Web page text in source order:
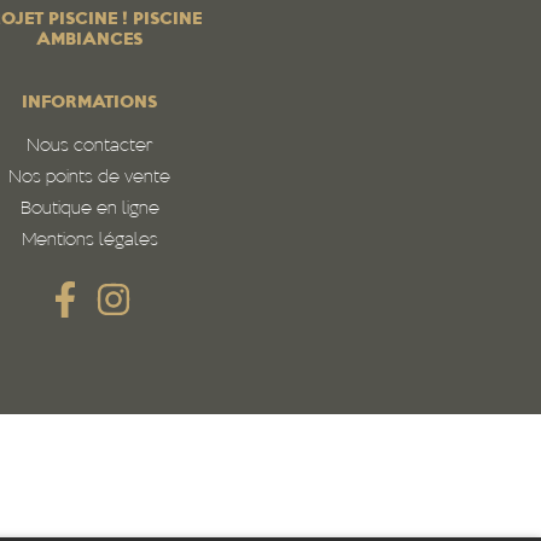
PISCINE ! PISCINE
AMBIANCES
INFORMATIONS
Nous contacter
Nos points de vente
Boutique en ligne
Mentions légales